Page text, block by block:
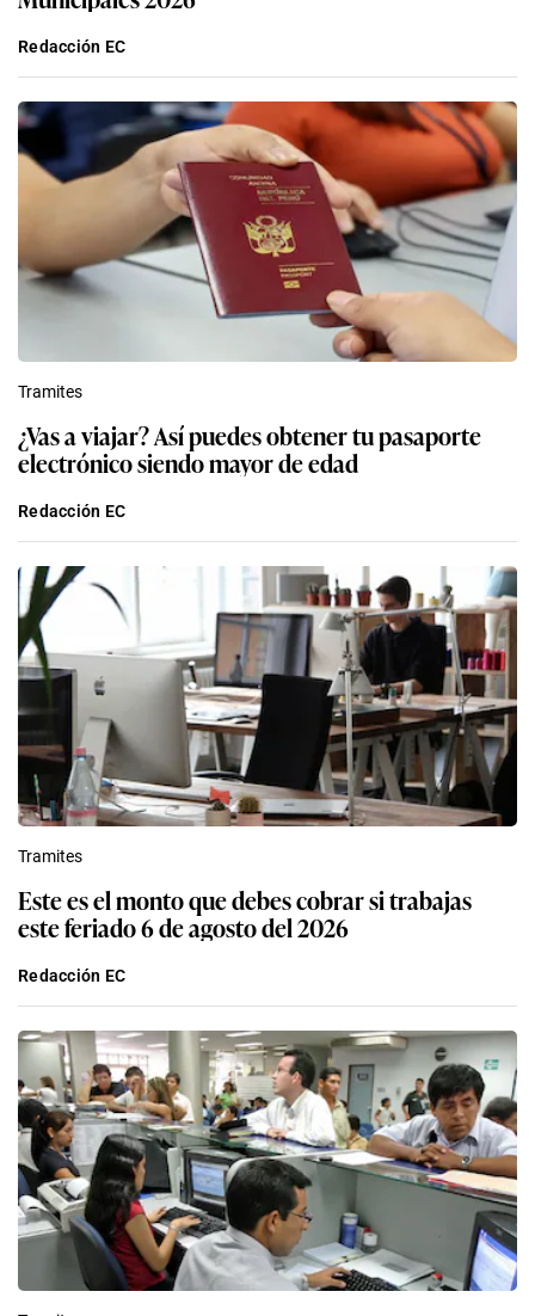
Unidad de Investigación: Hallan más de siete millones de
jeringas y medicamentos vencidos en Cenares del Minsa
Aerolíneas responden a LAP sobre la TUUA a escalas
internacionales: “Una reducción parcial deja intacta la
desventaja competitiva de fondo”
2
“La organización está recuperando el tiempo perdido”: Carlos
Neuhaus, expresidente de Lima 2019, sobre los retos a un año
de Lima 2027 y en qué más está preocupado el Gobierno
3
Simone Biles en Lima: paso a paso, la agenda de la gimnasta
más ganadora del mundo y una visita que emocionará a toda
una selección nacional
4
Papa León XIV en Perú: estas son todas las actividades
confirmadas en Lima, Chiclayo, Cusco y Pucallpa
esperando ser adoptados
6
Últimas noticias
Papa León XIV en Perú: se confirma la visita del
pontífice en noviembre a 4 ciudades del país
Redacción EC